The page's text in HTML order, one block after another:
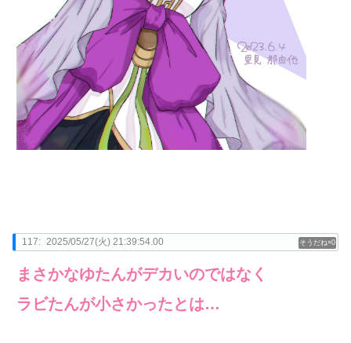
0
117: 2025/05/27(火) 21:39:54.00
まさかなゆたんがデカいのではなく
ラビたんが小さかったとは…